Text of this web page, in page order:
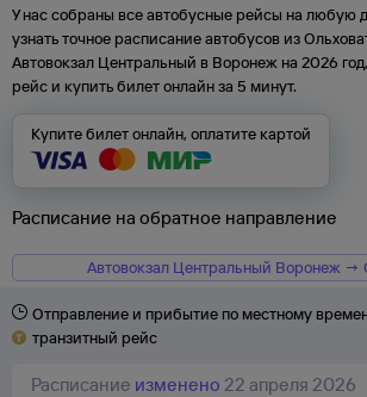
У нас собраны все автобусные рейсы на любую
узнать точное расписание автобусов из
Автовокзал Центральный в Воронеж на 2026
рейс и купить билет онлайн за 5 минут.
Купите билет онлайн, оплатите картой
Расписание на обратное направление
Автовокзал Центральный Воронеж →
Отправление и прибытие по местному
транзитный рейс
Расписание изменено 22 апреля 2026